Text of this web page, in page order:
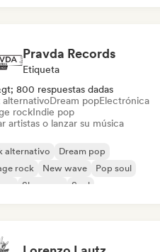
Pravda Records
Etiqueta
800 respuestas dadas
alternativoDream popElectrónica
rockIndie pop
artistas o lanzar su música
alternativo
Dream pop
rock
New wave
Pop soul
Shoegaze Soul